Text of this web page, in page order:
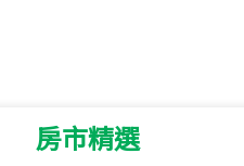
115
房市精選